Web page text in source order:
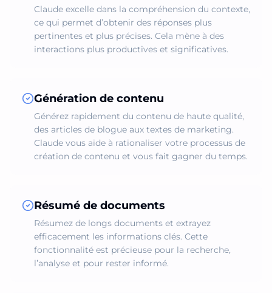
Claude excelle dans la compréhension du contexte,
ce qui permet d’obtenir des réponses plus
pertinentes et plus précises. Cela mène à des
interactions plus productives et significatives.
Génération de contenu
Générez rapidement du contenu de haute qualité,
des articles de blogue aux textes de marketing.
Claude vous aide à rationaliser votre processus de
création de contenu et vous fait gagner du temps.
Résumé de documents
Résumez de longs documents et extrayez
efficacement les informations clés. Cette
fonctionnalité est précieuse pour la recherche,
l’analyse et pour rester informé.